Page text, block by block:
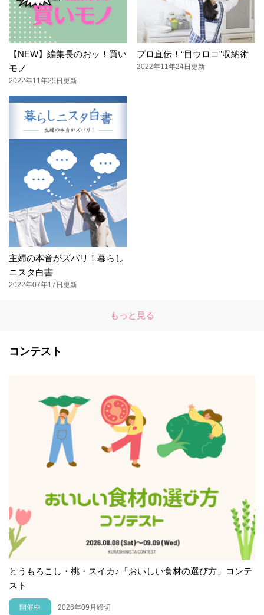
【NEW】編集長のおッ！買い
モノ
2022年11年25日更新
プロ直伝！“目ウロコ”収納術
2022年11年24日更新
主婦の本音がズバリ！暮らし
ニスタ白書
2022年07年17日更新
もっと見る
コンテスト
とうもろこし・桃・スイカ♪「おいしい食材の選び方」コンテ
スト
開催中 2026年09月締切